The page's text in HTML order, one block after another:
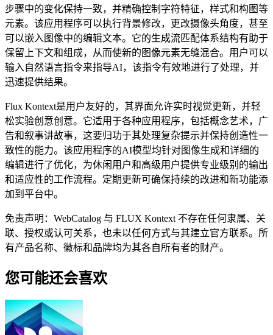
步骤中的变化保持一致，并精确控制字符特征，样式和构图等
元素。该应用程序可以执行背景修改，更改摄像头角度，甚至
可以嵌入图像中的编辑文本。它的生成流匹配体系结构有助于
保留上下文和组成，从而使新的图像元素无缝混合。用户可以
输入自然语言指令来指导AI，该指令有效地进行了处理，并
迅速提供结果。
Flux Kontext是用户友好的，其界面允许实时视觉更新，并轻
松实验创意创意。它适用于各种应用程序，包括概念艺术，广
告和叙事讲故事，这要归功于其处理复杂提示并保持创造性一
致性的能力。该应用程序的AI模型均针对图像生成和详细的
编辑进行了优化，为休闲用户和高级用户提供专业级别的输出
和适应性的工作流程。定期更新可确保持续的改进和新功能添
加到平台中。
免责声明：WebCatalog 与 FLUX Kontext 不存在任何隶属、关
联、授权或认可关系，也未以任何方式与其建立官方联系。所
有产品名称、徽标和品牌均为其各自所有者的财产。
您可能还会喜欢